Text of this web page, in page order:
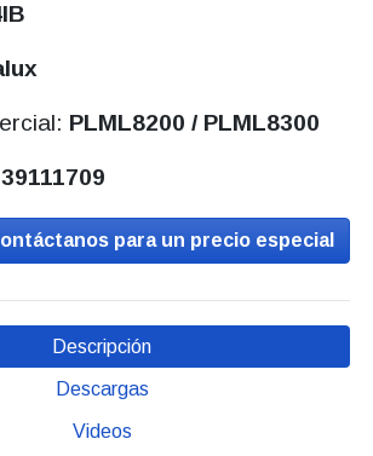
PLML8200 / PLML8300
39111709
para un precio especial
Descripción
Descargas
Videos